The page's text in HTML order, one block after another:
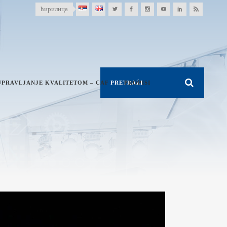
ћирилица
KVALITETOM – CAF PROPISI